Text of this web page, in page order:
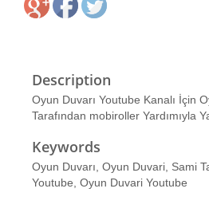
Description
Oyun Duvarı Youtube Kanalı İçin
Tarafından mobiroller Yardımıyla
Keywords
Oyun Duvarı, Oyun Duvari, Sami
Youtube, Oyun Duvari Youtube